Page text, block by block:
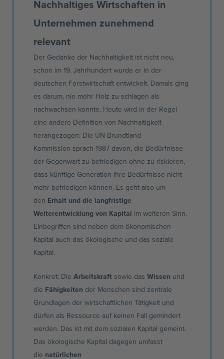
Nachhaltiges Wirtschaften in
Unternehmen zunehmend
relevant
Der Gedanke der Nachhaltigkeit ist nicht neu,
schon im 19. Jahrhundert wurde er in der
deutschen Forstwirtschaft entwickelt. Damals ging
es darum, nie mehr Holz zu schlagen als
nachwachsen konnte. Heute wird in der Regel
eine andere Definition von Nachhaltigkeit
herangezogen: Die UN-Brundtland-
Kommission sprach 1987 davon, die Bedürfnisse
der Gegenwart zu befriedigen ohne zu riskieren,
dass künftige Generation ihre Bedürfnisse nicht
mehr befriedigen können. Es geht also um
den Erhalt und die langfristige
Weiterentwicklung von Kapital im weiteren Sinn.
Einbegriffen sind neben dem ökonomischen
Kapital auch das ökologische und das soziale
Kapital.
Konkret: DieArbeitskraft sowie dasWissen und
die Fähigkeiten der Menschen sind zentrale
Grundlagen der wirtschaftlichen Tätigkeit und
dürfen als Ressource auf keinen Fall gemindert
werden. Das ist mit dem sozialen Kapital gemeint.
Das ökologische Kapital dagegen umfasst
die natürlichen